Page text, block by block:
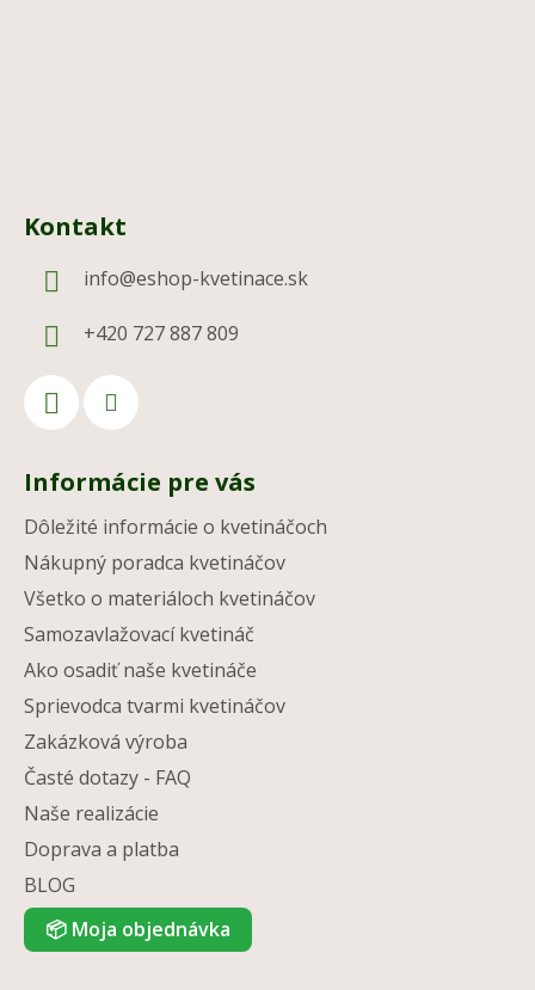
Kontakt
info@eshop-kvetinace.sk
+420 727 887 809
Informácie pre vás
Dôležité informácie o kvetináčoch
Nákupný poradca kvetináčov
Všetko o materiáloch kvetináčov
Samozavlažovací kvetináč
Ako osadiť naše kvetináče
Sprievodca tvarmi kvetináčov
Zakázková výroba
Časté dotazy - FAQ
Naše realizácie
Doprava a platba
BLOG
📦 Moja objednávka